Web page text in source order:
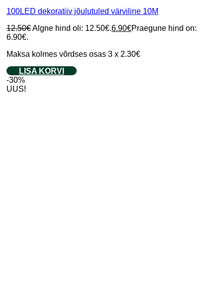
100LED dekoratiiv jõulutuled värviline 10M
12.50€Algne hind oli: 12.50€.6.90€Praegune hind on:
6.90€.
Maksa kolmes võrdses osas 3 x 2.30€
LISA KORVI
-30%
UUS!